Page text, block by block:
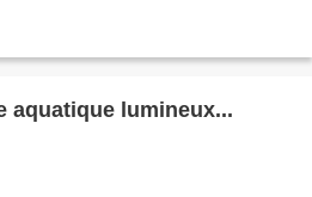
aquatique lumineux...